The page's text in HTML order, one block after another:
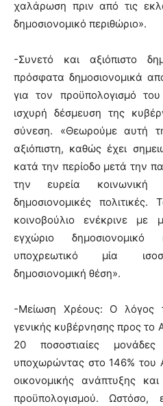
χαλάρωση πριν από τις
δημοσιονομικό περιθώριο».
-Συνετό και αξιόπιστο
πρόσφατα δημοσιονομικά
για τον προϋπολογισμό
ισχυρή δέσμευση της
σύνεση. «Θεωρούμε αυτή
αξιόπιστη, καθώς έχει
κατά την περίοδο μετά την
την ευρεία κοινωνική
δημοσιονομικές
κοινοβούλιο ενέκρινε με
εγχώριο
υποχρεωτικό μία
δημοσιονομική θέση».
-Μείωση Χρέους: Ο λόγος
γενικής κυβέρνησης προς το
20 ποσοστιαίες
υποχωρώντας στο 146% του
οικονομικής ανάπτυξης
προϋπολογισμού.